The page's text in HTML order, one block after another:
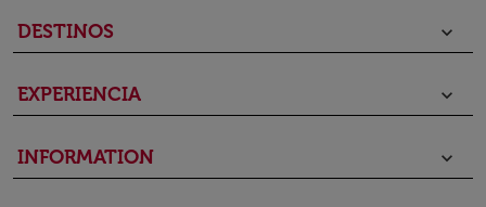
DESTINOS keyboard_arrow_down
EXPERIENCIA keyboard_arrow_down
INFORMATION keyboard_arrow_down